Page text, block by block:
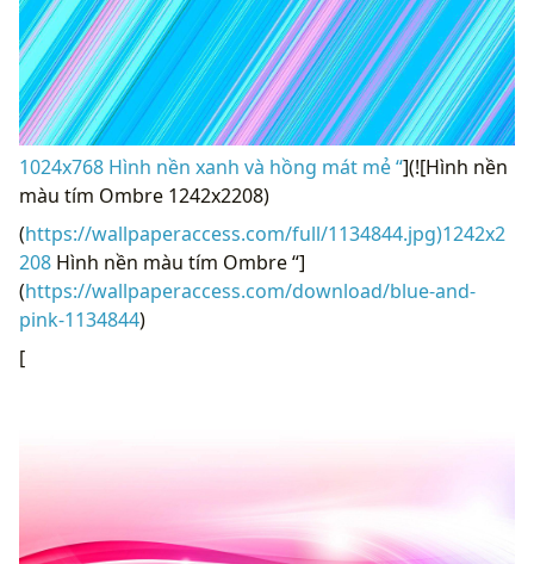
1024x768 Hình nền xanh và hồng mát mẻ “](![Hình nền
màu tím Ombre 1242x2208)
(https://wallpaperaccess.com/full/1134844.jpg)1242x2
208 Hình nền màu tím Ombre “]
(https://wallpaperaccess.com/download/blue-and-
pink-1134844)
[